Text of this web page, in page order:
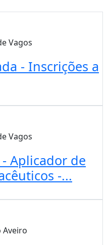
Vagos
- Inscrições a
Vagos
Aplicador de
-...
Aveiro